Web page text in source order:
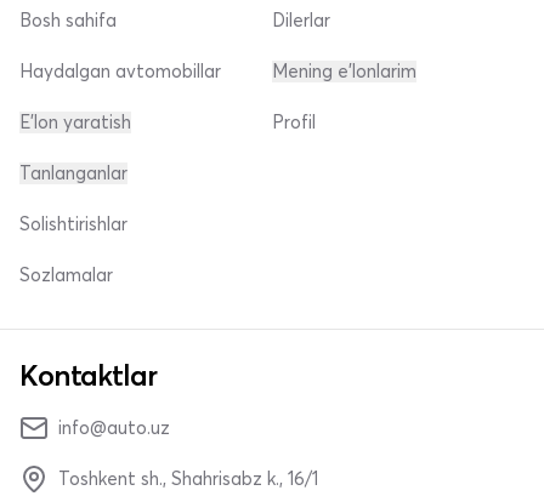
Bosh sahifa
Haydalgan avtomobillar
E'lon yaratish
Dilerlar
Mening e'lonlarim
Profil
Tanlanganlar
Solishtirishlar
Sozlamalar
Kontaktlar
info@auto.uz
Toshkent sh., Shahrisabz k., 16/1